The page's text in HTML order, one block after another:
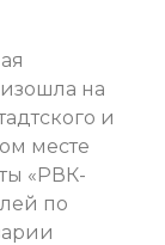
на
и
месте
«РВК-
по